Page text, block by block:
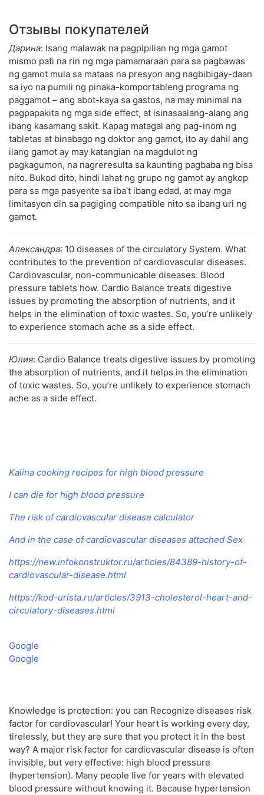
Отзывы покупателей
Дарина: Isang malawak na pagpipilian ng mga gamot
mismo pati na rin ng mga pamamaraan para sa pagbawas
ng gamot mula sa mataas na presyon ang nagbibigay-daan
sa iyo na pumili ng pinaka-komportableng programa ng
paggamot – ang abot-kaya sa gastos, na may minimal na
pagpapakita ng mga side effect, at isinasaalang-alang ang
ibang kasamang sakit. Kapag matagal ang pag-inom ng
tabletas at binabago ng doktor ang gamot, ito ay dahil ang
ilang gamot ay may katangian na magdulot ng
pagkagumon, na nagreresulta sa kaunting pagbaba ng bisa
nito. Bukod dito, hindi lahat ng grupo ng gamot ay angkop
para sa mga pasyente sa iba't ibang edad, at may mga
limitasyon din sa pagiging compatible nito sa ibang uri ng
gamot.
Александра: 10 diseases of the circulatory System. What
contributes to the prevention of cardiovascular diseases.
Cardiovascular, non-communicable diseases. Blood
pressure tablets how. Cardio Balance treats digestive
issues by promoting the absorption of nutrients, and it
helps in the elimination of toxic wastes. So, you’re unlikely
to experience stomach ache as a side effect.
Юлия: Cardio Balance treats digestive issues by promoting
the absorption of nutrients, and it helps in the elimination
of toxic wastes. So, you’re unlikely to experience stomach
ache as a side effect.
Kalina cooking recipes for high blood pressure
I can die for high blood pressure
The risk of cardiovascular disease calculator
And in the case of cardiovascular diseases attached Sex
https://new.infokonstruktor.ru/articles/84389-history-of-
cardiovascular-disease.html
https://kod-urista.ru/articles/3913-cholesterol-heart-and-
circulatory-diseases.html
Google
Google
Knowledge is protection: you can Recognize diseases risk
factor for cardiovascular! Your heart is working every day,
tirelessly, but they are sure that you protect it in the best
way? A major risk factor for cardiovascular disease is often
invisible, but very effective: high blood pressure
(hypertension). Many people live for years with elevated
blood pressure without knowing it. Because hypertension